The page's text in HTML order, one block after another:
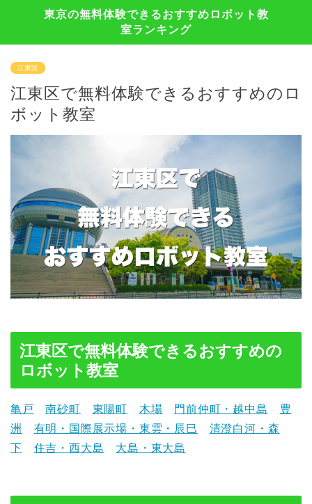
東京の無料体験できるおすすめロボット教
室ランキング
江東区
江東区で無料体験できるおすすめのロ
ボット教室
江東区で無料体験できるおすすめの
ロボット教室
亀戸 南砂町 東陽町 木場 門前仲町・越中島
豊
洲
有明・国際展示場・東雲・辰巳
清澄白河・森
下
住吉・西大島 大島・東大島